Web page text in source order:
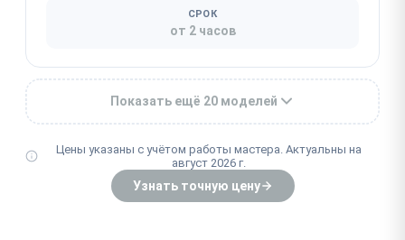
СРОК
от 2 часов
Показать ещё 20 моделей
Цены указаны с учётом работы мастера. Актуальны на
август 2026 г.
Узнать точную цену